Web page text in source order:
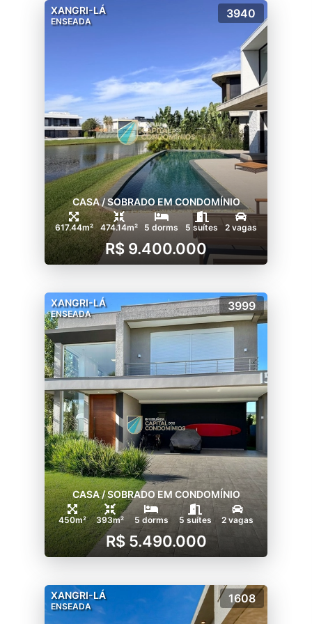
XANGRI-LÁ
ENSEADA
3940
CASA / SOBRADO EM CONDOMÍNIO
617.44m² 474.14m² 5 dorms 5 suítes 2 vagas
R$ 9.400.000
XANGRI-LÁ
ENSEADA
3999
CASA / SOBRADO EM CONDOMÍNIO
450m² 393m² 5 dorms 5 suítes 2 vagas
R$ 5.490.000
XANGRI-LÁ
ENSEADA
1608